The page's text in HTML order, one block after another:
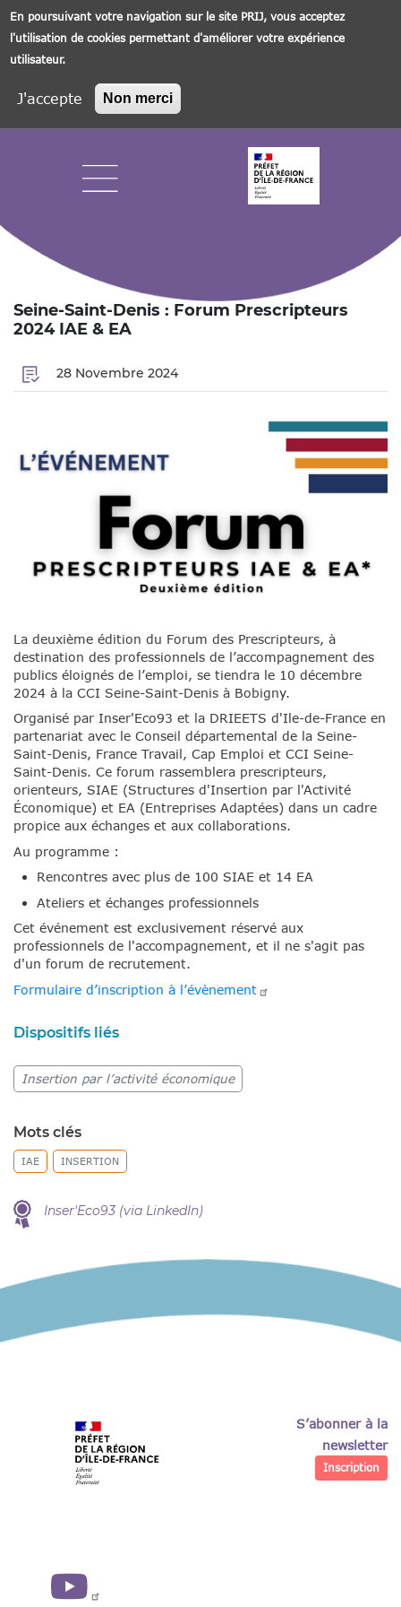
En poursuivant votre navigation sur le site PRIJ, vous acceptez
l'utilisation de cookies permettant d'améliorer votre expérience
utilisateur.
J'accepte Non merci
Seine-Saint-Denis : Forum Prescripteurs
2024 IAE & EA
28 Novembre 2024
La deuxième édition du Forum des Prescripteurs, à
destination des professionnels de l’accompagnement des
publics éloignés de l’emploi, se tiendra le 10 décembre
2024 à la CCI Seine-Saint-Denis à Bobigny.
Organisé par Inser'Eco93 et la DRIEETS d'Ile-de-France en
partenariat avec le Conseil départemental de la Seine-
Saint-Denis, France Travail, Cap Emploi et CCI Seine-
Saint-Denis. Ce forum rassemblera prescripteurs,
orienteurs, SIAE (Structures d'Insertion par l'Activité
Économique) et EA (Entreprises Adaptées) dans un cadre
propice aux échanges et aux collaborations.
Au programme :
Rencontres avec plus de 100 SIAE et 14 EA
Ateliers et échanges professionnels
Cet événement est exclusivement réservé aux
professionnels de l'accompagnement, et il ne s'agit pas
d'un forum de recrutement.
Formulaire d’inscription à l’évènement
Dispositifs liés
Insertion par l’activité économique
Mots clés
IAE INSERTION
Inser'Eco93 (via LinkedIn)
S’abonner à la
newsletter
Inscription